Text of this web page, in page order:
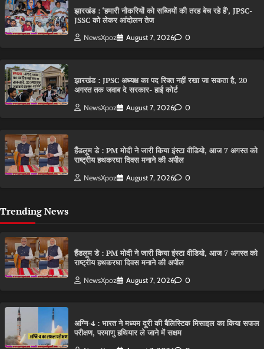
झारखंड : ‘हमारी नौकरियों को सब्जियों की तरह बेच रहे हैं’, JPSC-
JSSC को लेकर आंदोलन तेज
NewsXpoz August 7, 2026 0
झारखंड : JPSC अध्यक्ष का पद रिक्त नहीं रखा जा सकता है, 20
अगस्त तक जवाब दे सरकार- हाई कोर्ट
NewsXpoz August 7, 2026 0
हैंडलूम डे : PM मोदी ने जारी किया इंस्टा वीडियो, आज 7 अगस्त को
राष्ट्रीय हथकरघा दिवस मनाने की अपील
NewsXpoz August 7, 2026 0
Trending News
हैंडलूम डे : PM मोदी ने जारी किया इंस्टा वीडियो, आज 7 अगस्त को
राष्ट्रीय हथकरघा दिवस मनाने की अपील
NewsXpoz August 7, 2026 0
अग्नि-4 : भारत ने मध्यम दूरी की बैलिस्टिक मिसाइल का किया सफल
परीक्षण, परमाणु हथियार ले जाने में सक्षम